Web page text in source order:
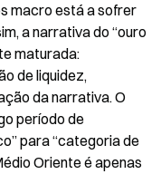
macro está a sofrer
a narrativa do “ouro
maturada:
de liquidez,
da narrativa. O
período de
para “categoria de
Oriente é apenas